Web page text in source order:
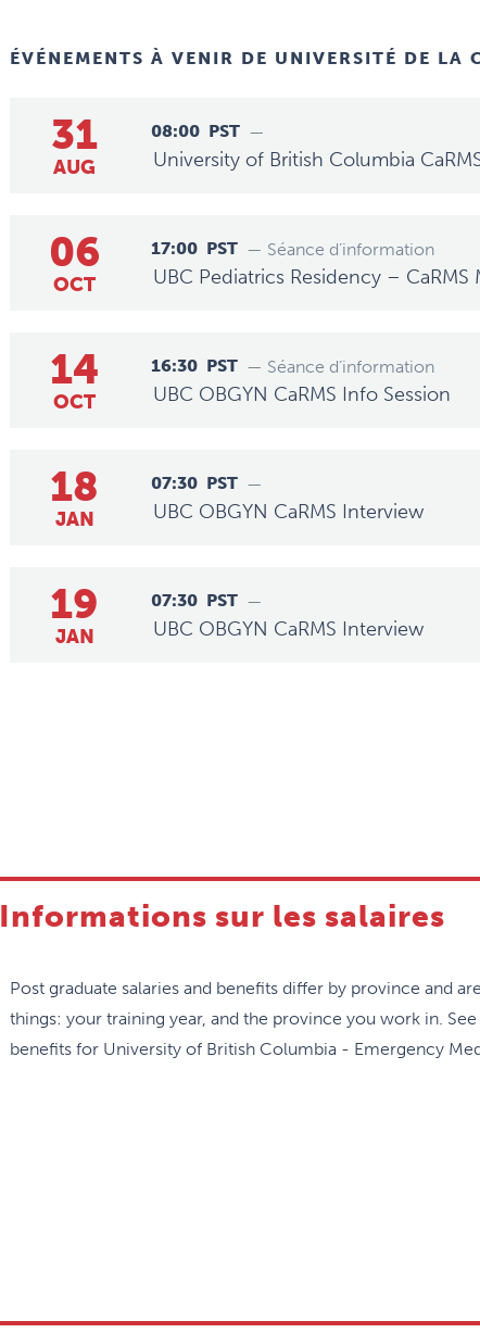
ÉVÉNEMENTS À VENIR DE UNIVERSITÉ DE LA
31
AUG
08:00 PST —
University of British Columbia
06
OCT
17:00 PST — Séance d’information
UBC Pediatrics Residency –
14
OCT
16:30 PST — Séance d’information
UBC OBGYN CaRMS Info Session
18
JAN
07:30 PST —
UBC OBGYN CaRMS Interview
19
JAN
07:30 PST —
UBC OBGYN CaRMS Interview
Informations sur les salaires
Post graduate salaries and benefits differ by province and
things: your training year, and the province you work in.
benefits for University of British Columbia - Emergency